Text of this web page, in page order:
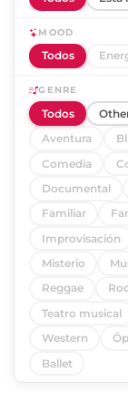
MOOD
Todos
GENRE
Todos
Aventura
Comedia
Documental
Familiar
Improvisación
Misterio
Reggae
Teatro musical
Western
Ballet